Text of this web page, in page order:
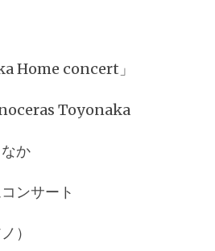
Home concert」
Toyonaka
か
ンサート
）